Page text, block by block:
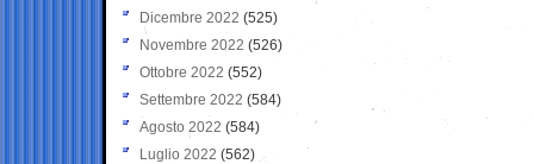
Dicembre 2022 (525)
Novembre 2022 (526)
Ottobre 2022 (552)
Settembre 2022 (584)
Agosto 2022 (584)
Luglio 2022 (562)